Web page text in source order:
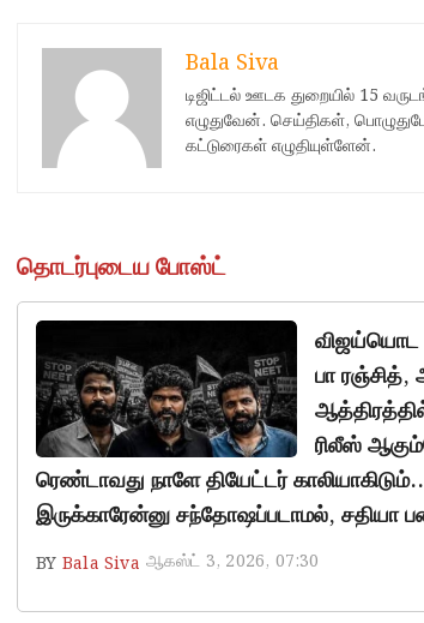
Bala Siva
டிஜிட்டல் ஊடக துறையில் 15
எழுதுவேன். செய்திகள்,
கட்டுரைகள் எழுதியுள்ளேன்.
தொடர்புடைய போஸ்ட்
விஜய்யொட
பா
ரிலீஸ்
ரெண்டாவது நாளே தியேட்டர்
இருக்காரேன்னு சந்தோஷப்படாமல், சதியா
BY Bala Siva ஆகஸ்ட் 3, 2026, 07:30